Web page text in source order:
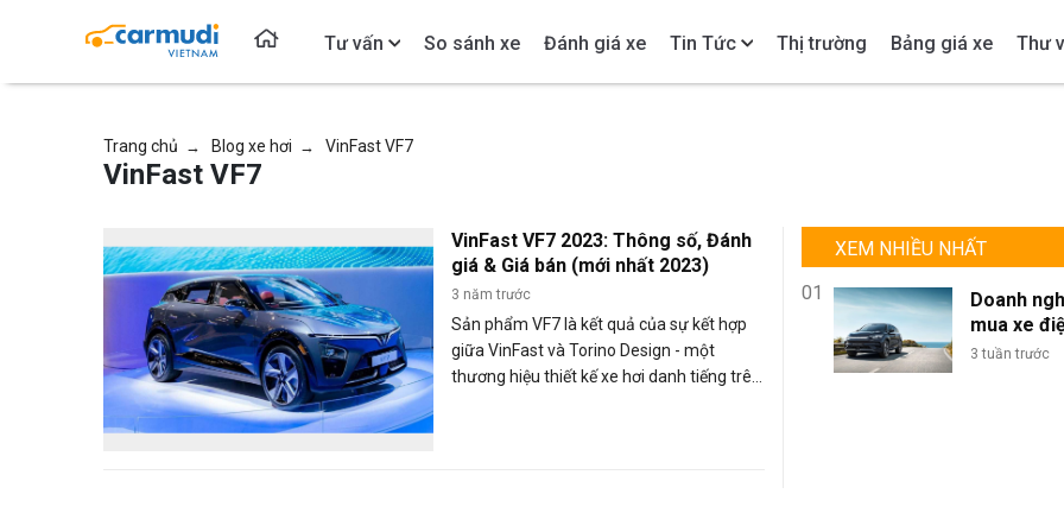
Tư vấn So sánh xe Đánh giá xe Tin Tức Thị trường Bảng giá xe Thư
Trang chủ → Blog xe hơi → VinFast VF7
VinFast VF7
VinFast VF7 2023: Thông số, Đánh
giá & Giá bán (mới nhất 2023)
3 năm trước
Sản phẩm VF7 là kết quả của sự kết hợp
giữa VinFast và Torino Design - một
thương hiệu thiết kế xe hơi danh tiếng trên
XEM NHIỀU NHẤT
01
Doanh
mua xe
lượng lớn:
3 tuần trước